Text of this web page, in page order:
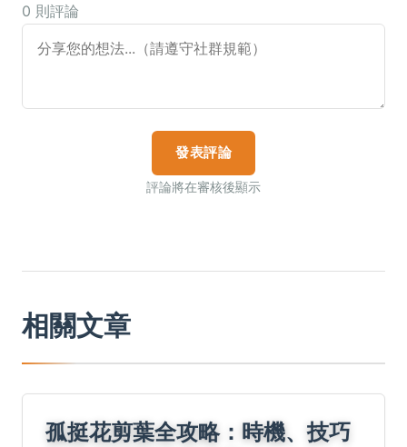
0 則評論
發表評論
評論將在審核後顯示
相關文章
孤挺花剪葉全攻略：時機、技巧